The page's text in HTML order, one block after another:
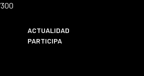
ACTUALIDAD
PARTICIPA